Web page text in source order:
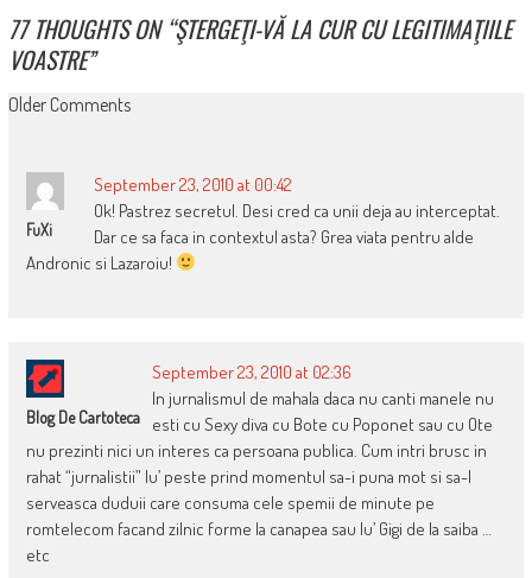
77 THOUGHTS ON “ŞTERGEŢI-VĂ LA CUR CU LEGITIMAŢIILE
VOASTRE”
COMMENT
Older Comments
FuXi
September 23, 2010 at 00:42
Ok! Pastrez secretul. Desi cred ca unii deja au interceptat.
Dar ce sa faca in contextul asta? Grea viata pentru alde
Andronic si Lazaroiu!
Blog De Cartoteca
September 23, 2010 at 02:36
In jurnalismul de mahala daca nu canti manele nu
esti cu Sexy diva cu Bote cu Poponet sau cu Ote
nu prezinti nici un interes ca persoana publica. Cum intri brusc in
rahat “jurnalistii” lu’ peste prind momentul sa-i puna mot si sa-l
serveasca duduii care consuma cele spemii de minute pe
romtelecom facand zilnic forme la canapea sau lu’ Gigi de la saiba …
etc